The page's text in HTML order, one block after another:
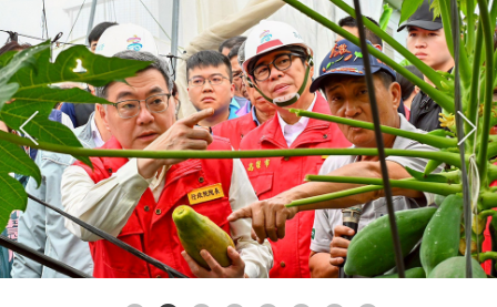
塊
G
o
T
o
C
e
n
t
e
r
b
l
塊